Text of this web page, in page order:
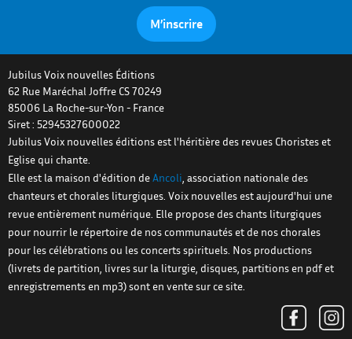
M’inscrire
Jubilus Voix nouvelles Éditions
62 Rue Maréchal Joffre CS 70249
85006 La Roche-sur-Yon - France
Siret : 52945327600022
Jubilus Voix nouvelles éditions est l'héritière des revues Choristes et
Eglise qui chante.
Elle est la maison d'édition deAncoli, association nationale des
chanteurs et chorales liturgiques. Voix nouvelles est aujourd'hui une
revue entièrement numérique. Elle propose des chants liturgiques
pour nourrir le répertoire de nos communautés et de nos chorales
pour les célébrations ou les concerts spirituels. Nos productions
(livrets de partition, livres sur la liturgie, disques, partitions en pdf et
enregistrements en mp3) sont en vente sur ce site.